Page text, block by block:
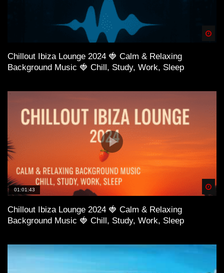
Chillout Ibiza Lounge 2024 🍓 Calm & Relaxing
Background Music 🍓 Chill, Study, Work, Sleep
01:01:43
Chillout Ibiza Lounge 2024 🍓 Calm & Relaxing
Background Music 🍓 Chill, Study, Work, Sleep